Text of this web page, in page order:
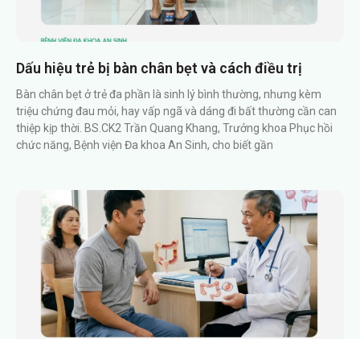
Dấu hiệu trẻ bị bàn chân bẹt và cách điều trị
Bàn chân bẹt ở trẻ đa phần là sinh lý bình thường, nhưng kèm
triệu chứng đau mỏi, hay vấp ngã và dáng đi bất thường cần can
thiệp kịp thời. BS.CK2 Trần Quang Khang, Trưởng khoa Phục hồi
chức năng, Bệnh viện Đa khoa An Sinh, cho biết gần